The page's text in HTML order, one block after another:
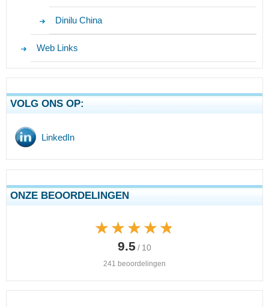
Dinilu China
Web Links
VOLG ONS OP:
LinkedIn
ONZE BEOORDELINGEN
★★★★★
★★★★★
9.5 / 10
241 beoordelingen